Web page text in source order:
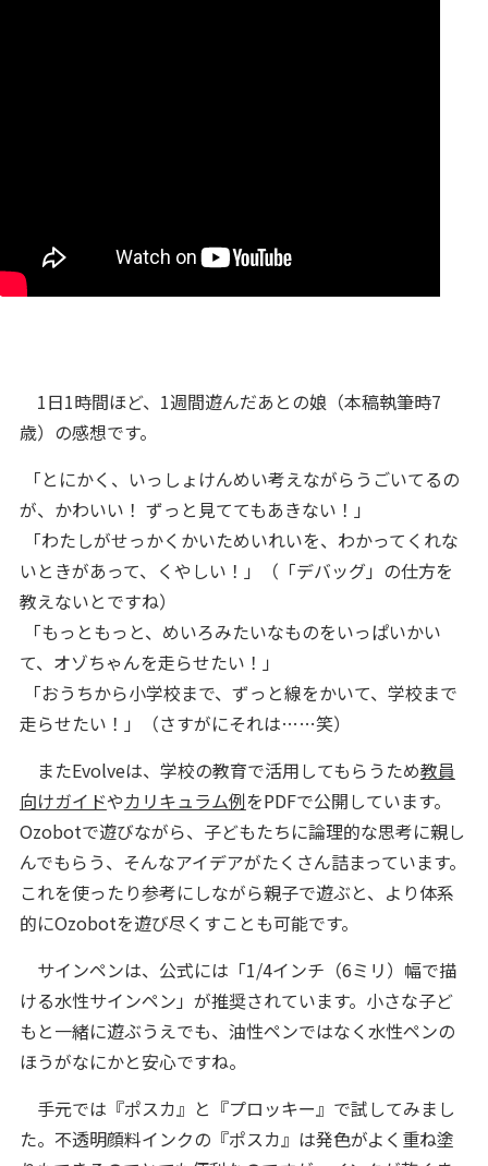
1日1時間ほど、1週間遊んだあとの娘（本稿執筆時7
歳）の感想です。
「とにかく、いっしょけんめい考えながらうごいてるの
が、かわいい！ ずっと見ててもあきない！」
「わたしがせっかくかいためいれいを、わかってくれな
いときがあって、くやしい！」（「デバッグ」の仕方を
教えないとですね）
「もっともっと、めいろみたいなものをいっぱいかい
て、オゾちゃんを走らせたい！」
「おうちから小学校まで、ずっと線をかいて、学校まで
走らせたい！」（さすがにそれは……笑）
またEvolveは、学校の教育で活用してもらうため教員
向けガイドやカリキュラム例をPDFで公開しています。
Ozobotで遊びながら、子どもたちに論理的な思考に親し
んでもらう、そんなアイデアがたくさん詰まっています。
これを使ったり参考にしながら親子で遊ぶと、より体系
的にOzobotを遊び尽くすことも可能です。
サインペンは、公式には「1/4インチ（6ミリ）幅で描
ける水性サインペン」が推奨されています。小さな子ど
もと一緒に遊ぶうえでも、油性ペンではなく水性ペンの
ほうがなにかと安心ですね。
手元では『ポスカ』と『プロッキー』で試してみまし
た。不透明顔料インクの『ポスカ』は発色がよく重ね塗